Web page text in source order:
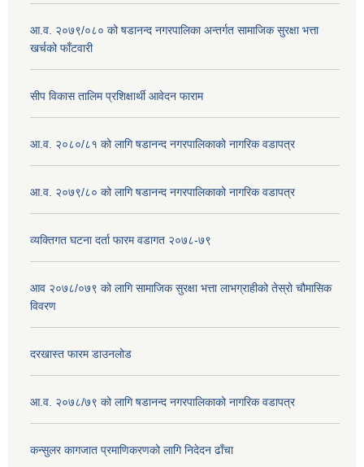
आ.व. २०७९/०८० को षडानन्द नगरपालिका अन्तर्गत सामाजिक सुरक्षा भत्ता
खर्चको फाँटवारी
सीप विकास तालिम प्रशिक्षार्थी आवेदन फाराम
आ.व. २०८०/८१ को लागि षडानन्द नगरपालिकाको नागरिक वडापत्र
आ.व. २०७९/८० को लागि षडानन्द नगरपालिकाको नागरिक वडापत्र
व्यक्तिगत घटना दर्ता फारम वडागत २०७८-७९
आव २०७८/०७९ को लागि सामाजिक सुरक्षा भत्ता लाभग्राहीको तेस्रो चौमासिक
विवरण
दरखास्त फारम डाउनलोड
आ.व. २०७८/७९ को लागि षडानन्द नगरपालिकाको नागरिक वडापत्र
कन्सुलर कागजात प्रमाणिकरणको लागि निदेदन ढाँचा